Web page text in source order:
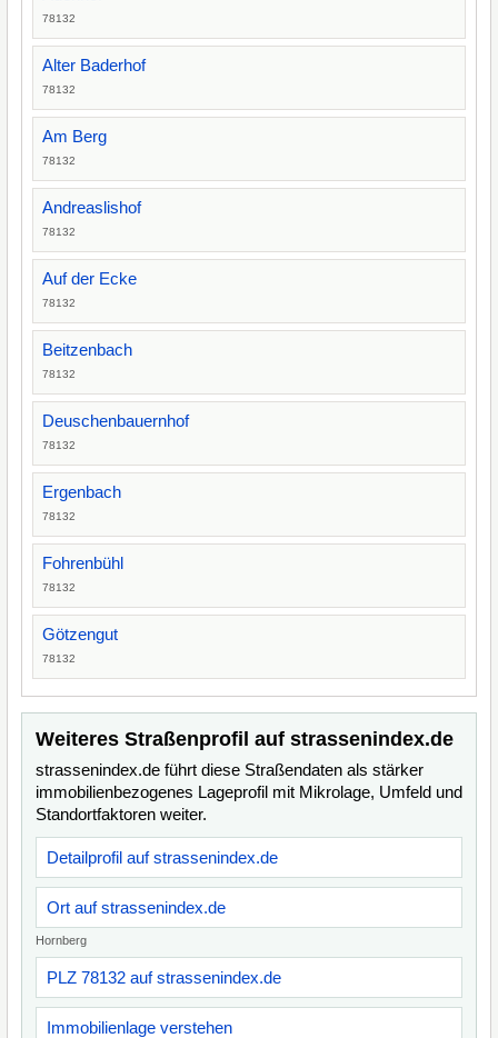
78132
Alter Baderhof
78132
Am Berg
78132
Andreaslishof
78132
Auf der Ecke
78132
Beitzenbach
78132
Deuschenbauernhof
78132
Ergenbach
78132
Fohrenbühl
78132
Götzengut
78132
Weiteres Straßenprofil auf strassenindex.de
strassenindex.de führt diese Straßendaten als stärker
immobilienbezogenes Lageprofil mit Mikrolage, Umfeld und
Standortfaktoren weiter.
Detailprofil auf strassenindex.de
Ort auf strassenindex.de
Hornberg
PLZ 78132 auf strassenindex.de
Immobilienlage verstehen